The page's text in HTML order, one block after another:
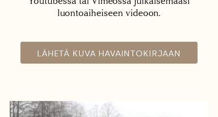
luontoaiheiseen videoon.
LÄHETÄ KUVA HAVAINTOKIRJAAN